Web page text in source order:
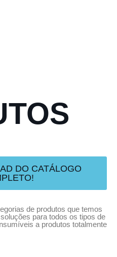
DO CATÁLOGO
de produtos que temos
para todos os tipos de
a produtos totalmente